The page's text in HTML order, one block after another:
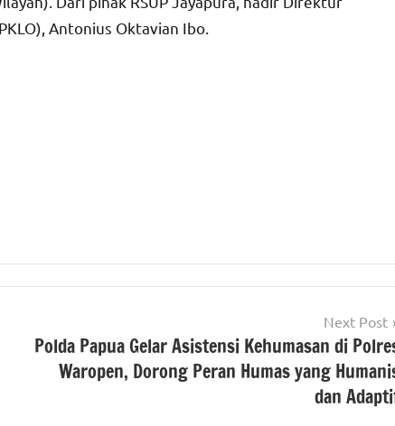
Antonius Oktavian Ibo.
Next Post
Polda Papua Gelar Asistensi Kehumasan di
Waropen, Dorong Peran Humas yang
dan